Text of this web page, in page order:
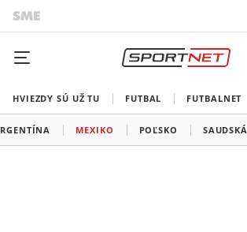
HVIEZDY SÚ UŽ TU FUTBAL FUTBALNET
MEXIKO POĽSKO